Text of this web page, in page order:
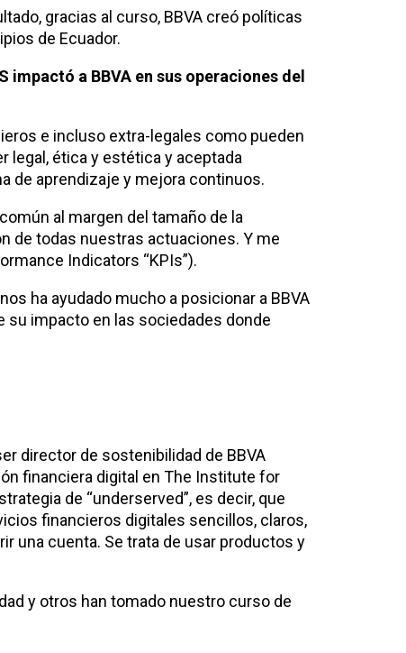
gracias al curso, BBVA creó políticas
de Ecuador.
a BBVA en sus operaciones del
e incluso extra-legales como pueden
legal, ética y estética y aceptada
de aprendizaje y mejora continuos.
al margen del tamaño de la
de todas nuestras actuaciones. Y me
Indicators “KPIs”).
ha ayudado mucho a posicionar a BBVA
su impacto en las sociedades donde
director de sostenibilidad de BBVA
financiera digital en The Institute for
de “underserved”, es decir, que
financieros digitales sencillos, claros,
una cuenta. Se trata de usar productos y
y otros han tomado nuestro curso de